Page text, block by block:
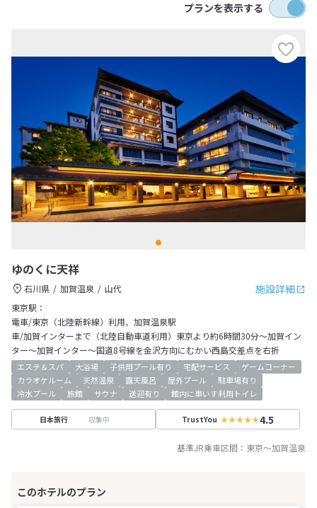
プランを表示する
ゆのくに天祥
施設詳細
石川県 加賀温泉
山代
東京駅：
電車/東京（北陸新幹線）利用、加賀温泉駅
車/加賀インターまで（北陸自動車道利用）東京より約6時間30分～加賀イン
ター～加賀インター～国道8号線を金沢方向にむかい西島交差点を右折
エステ＆スパ 大浴場 子供用プール有り 宅配サービス
ゲームコーナー
カラオケルーム
天然温泉 露天風呂 屋外プール
駐車場有り
冷水プール
旅館 サウナ 送迎有り 館内に車いす利用トイレ
日本旅行 収集中 TrustYou 4.5
基準JR乗車区間： 東京～加賀温泉